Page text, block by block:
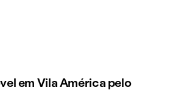
em Vila América pelo